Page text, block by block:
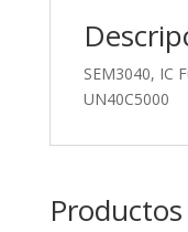
SEM3040, IC
UN40C5000